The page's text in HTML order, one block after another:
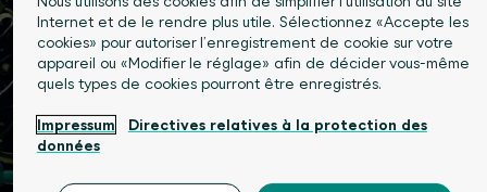
Internet et de le rendre plus utile. Sélectionnez «Accepte les
cookies» pour autoriser l’enregistrement de cookie sur votre
appareil ou «Modifier le réglage» afin de décider vous-même
quels types de cookies pourront être enregistrés.
Impressum
Directives relatives à la protection des
données